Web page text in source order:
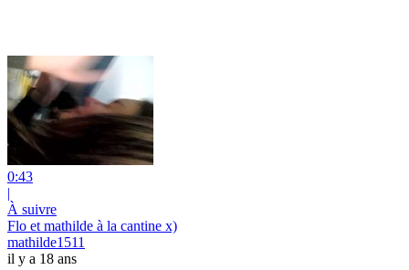
0:43
|
À suivre
Flo et mathilde à la cantine x)
mathilde1511
il y a 18 ans